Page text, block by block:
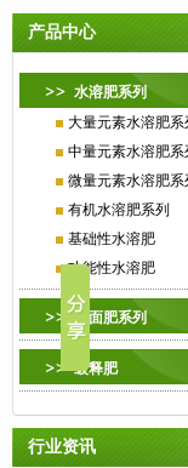
产品中心
水溶肥系列
大量元素水溶肥系
中量元素水溶肥系
微量元素水溶肥系
有机水溶肥系列
基础性水溶肥
功能性水溶肥
叶面肥系列
缓释肥
行业资讯